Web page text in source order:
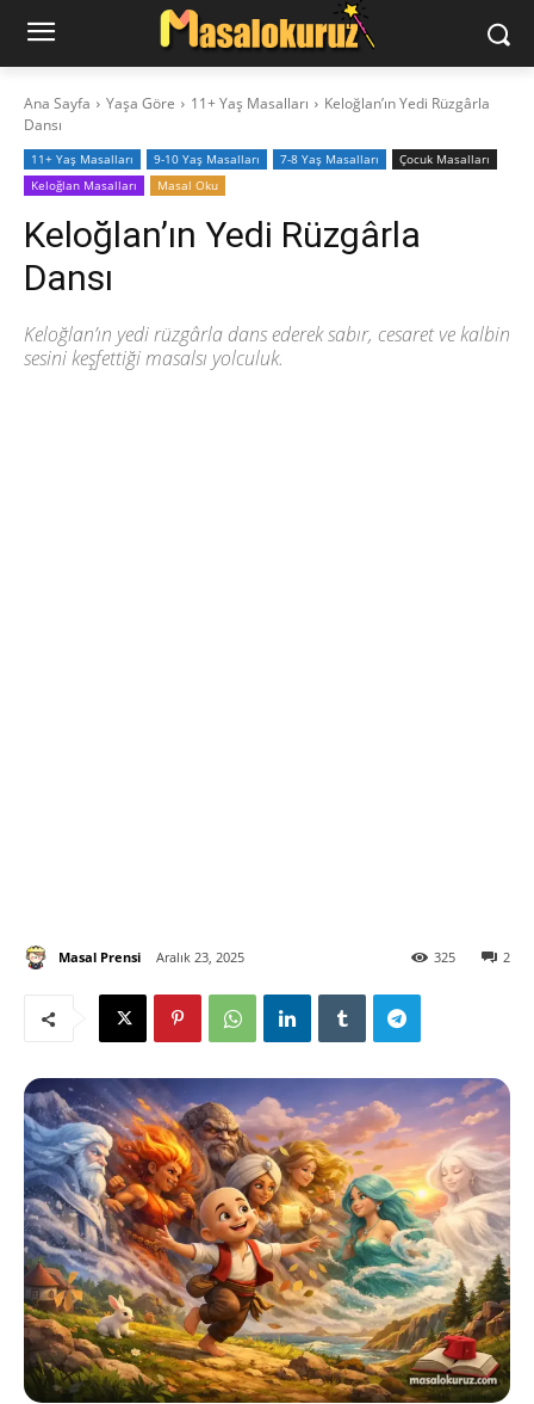
Ana Sayfa Yaşa Göre 11+ Yaş Masalları
Keloğlan’ın Yedi Rüzgârla
Dansı
11+ Yaş Masalları 9-10 Yaş Masalları 7-8 Yaş Masalları
‍Çocuk Masalları
Keloğlan Masalları
Masal Oku
Keloğlan’ın Yedi Rüzgârla
Dansı
Keloğlan’ın yedi rüzgârla dans ederek sabır, cesaret ve kalbin
sesini keşfettiği masalsı yolculuk.
Masal Prensi Aralık 23, 2025 2
325